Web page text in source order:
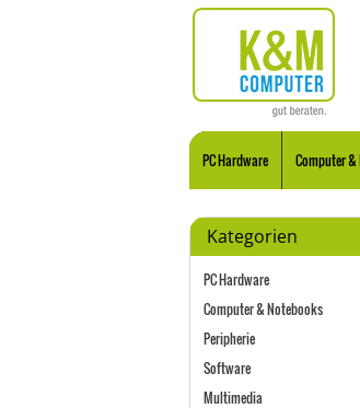
PC Hardware Computer
Kategorien
PC Hardware
Computer & Notebooks
Peripherie
Software
Multimedia